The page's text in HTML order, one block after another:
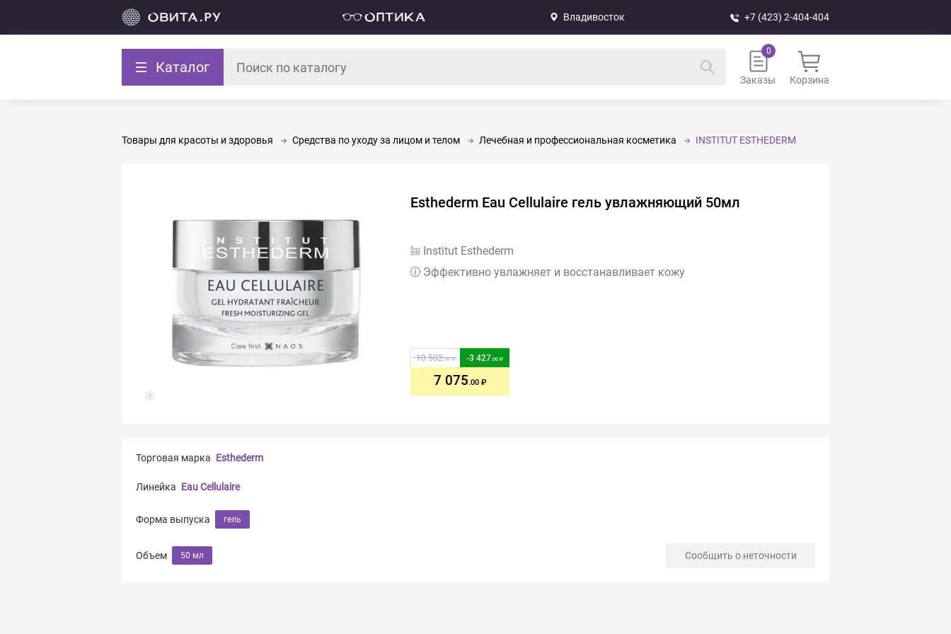
Владивосток +7 (423) 2-404-404
Каталог
Заказы Корзина
Товары для красоты и здоровья Средства по уходу за лицом и телом Лечебная и профессиональная косметика INSTITUT ESTHEDERM
Esthederm Eau Cellulaire гель увлажняющий 50мл
Institut Esthederm
Эффективно увлажняет и восстанавливает кожу
10 502.00 -3 427.00
7 075.00
Торговая марка Esthederm
Линейка Eau Cellulaire
Форма выпуска гель
Объем 50 мл Сообщить о неточности